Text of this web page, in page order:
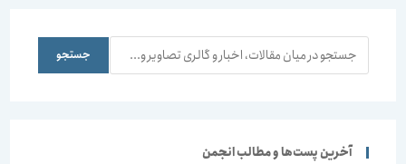
جستجو
آخرین پست‌ها و مطالب انجمن